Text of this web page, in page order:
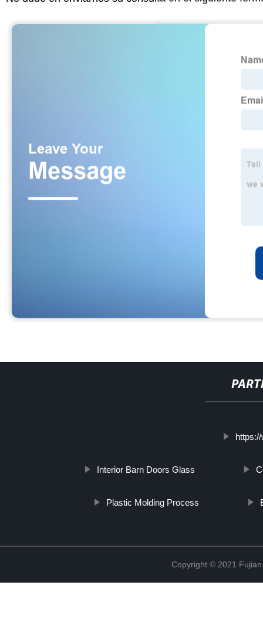
Interior Barn Doors Glass
Plastic Molding Process
Copyright © 2021